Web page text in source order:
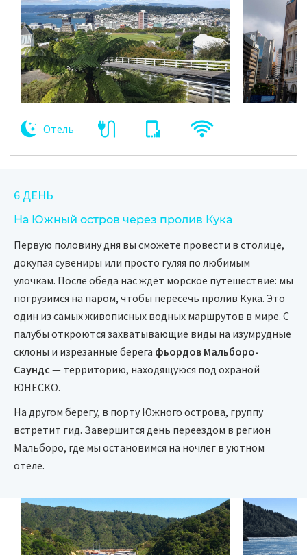
Отель
6 ДЕНЬ
На Южный остров через пролив Кука
Первую половину дня вы сможете провести в столице,
докупая сувениры или просто гуляя по любимым
улочкам. После обеда нас ждёт морское путешествие: мы
погрузимся на паром, чтобы пересечь пролив Кука. Это
один из самых живописных водных маршрутов в мире. С
палубы откроются захватывающие виды на изумрудные
склоны и изрезанные берега фьордов Мальборо-
Саундс — территорию, находящуюся под охраной
ЮНЕСКО.
На другом берегу, в порту Южного острова, группу
встретит гид. Завершится день переездом в регион
Мальборо, где мы остановимся на ночлег в уютном
отеле.